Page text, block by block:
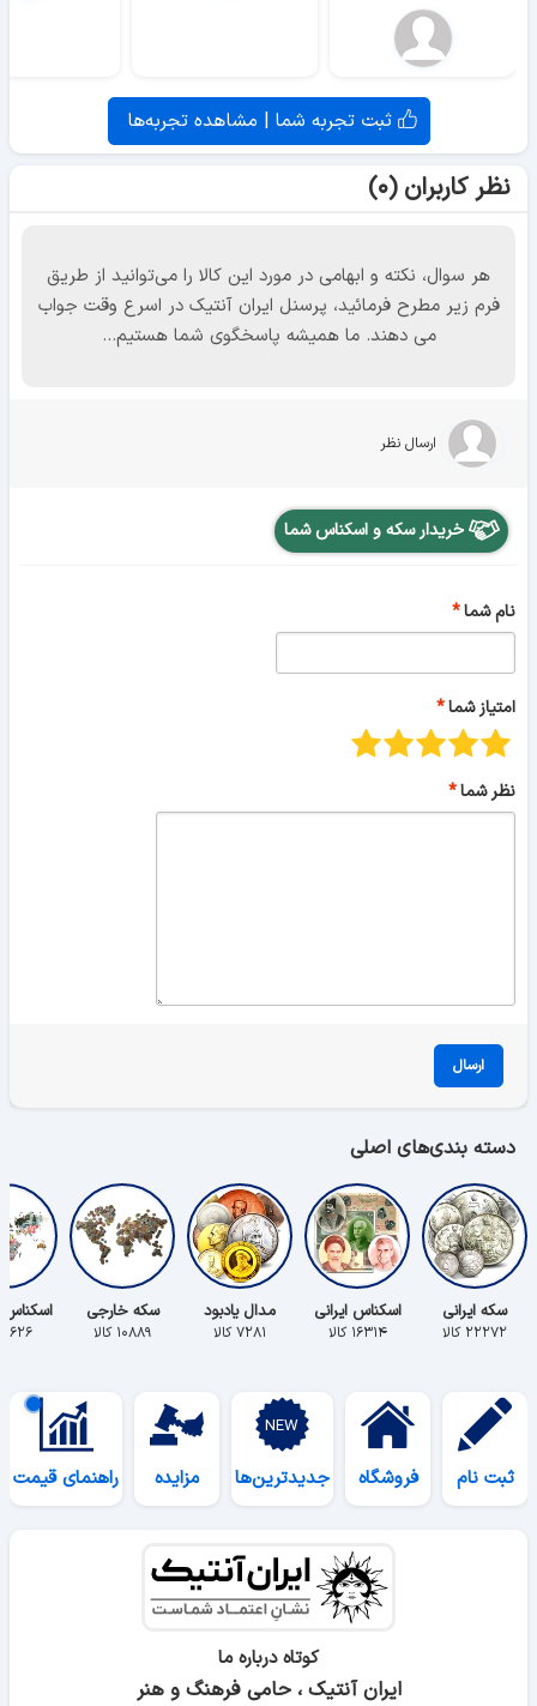
ثبت تجربه شما | مشاهده تجربه‌ها
نظر کاربران (۰)
هر سوال، نکته و ابهامی در مورد این کالا را می‌توانید از طریق
فرم زیر مطرح فرمائید، پرسنل ایران آنتیک در اسرع وقت جواب
می دهند. ما همیشه پاسخگوی شما هستیم...
ارسال نظر
خریدار سکه و اسکناس شما
نام شما
امتیاز شما
نظر شما
ارسال
دسته بندی‌های اصلی
سکه ایرانی
۲۲۲۷۲ کالا
اسکناس ایرانی
۱۶۳۱۴ کالا
مدال یادبود
۷۲۸۱ کالا
سکه خارجی
۱۰۸۸۹ کالا ۵۶۲۶ کالا
ثبت نام فروشگاه جدیدترین‌ها مزایده راهنمای قیمت
کوتاه درباره ما
ایران آنتیک ، حامی فرهنگ و هنر